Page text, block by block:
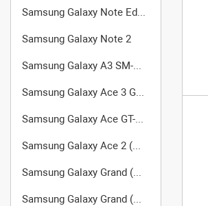
Samsung Galaxy Note Edge
Samsung Galaxy Note 2
Samsung Galaxy A3 SM-A300F/DS
Samsung Galaxy Ace 3 GT-S7270
Samsung Galaxy Ace GT-S5830
Samsung Galaxy Ace 2 (GT-I8160)
Samsung Galaxy Grand (GT-I9080)
Samsung Galaxy Grand (GT-I9082)